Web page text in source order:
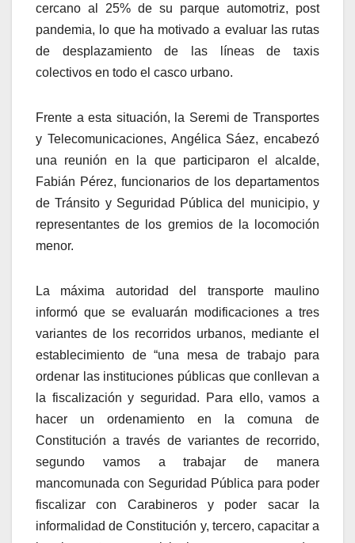
cercano al 25% de su parque automotriz, post
pandemia, lo que ha motivado a evaluar las rutas
de desplazamiento de las líneas de taxis
colectivos en todo el casco urbano.
Frente a esta situación, la Seremi de Transportes
y Telecomunicaciones, Angélica Sáez, encabezó
una reunión en la que participaron el alcalde,
Fabián Pérez, funcionarios de los departamentos
de Tránsito y Seguridad Pública del municipio, y
representantes de los gremios de la locomoción
menor.
La máxima autoridad del transporte maulino
informó que se evaluarán modificaciones a tres
variantes de los recorridos urbanos, mediante el
establecimiento de “una mesa de trabajo para
ordenar las instituciones públicas que conllevan a
la fiscalización y seguridad. Para ello, vamos a
hacer un ordenamiento en la comuna de
Constitución a través de variantes de recorrido,
segundo vamos a trabajar de manera
mancomunada con Seguridad Pública para poder
fiscalizar con Carabineros y poder sacar la
informalidad de Constitución y, tercero, capacitar a